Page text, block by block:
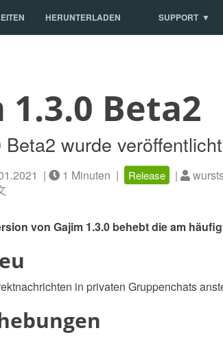
HERUNTERLADEN SUPPORT
1.3.0 Beta2
wurde veröffentlicht
| 1 Minuten | Release |
von Gajim 1.3.0 behebt die am
in privaten Gruppenchats